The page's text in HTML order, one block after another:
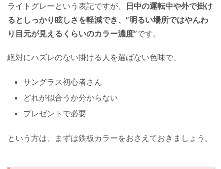
ライトグレーという表記ですが、 日中の運転中や外で掛け
るとしっかり眩しさを軽減でき、”明るい場所ではやんわ
り目元が見えるくらいのカラー濃度”です。
絶対にハズレのない掛ける人を選ばない色味で、
サングラス初心者さん
どれが似合うか分からない
プレゼントで必要
という方は、まずは鉄板カラーをおさえておきましょう。